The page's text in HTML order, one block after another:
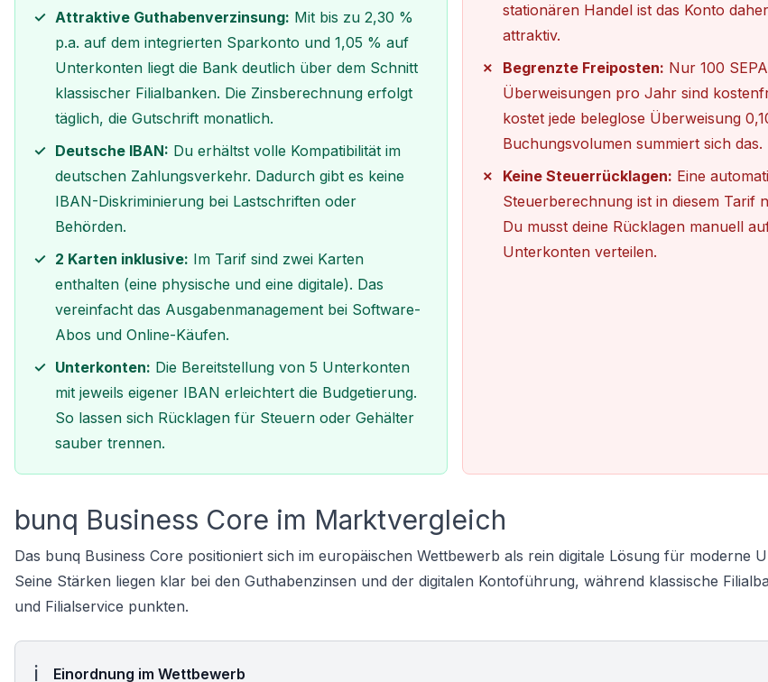
Attraktive Guthabenverzinsung: Mit bis zu 2,30 %
p.a. auf dem integrierten Sparkonto und 1,05 % auf
Unterkonten liegt die Bank deutlich über dem Schnitt
klassischer Filialbanken. Die Zinsberechnung erfolgt
täglich, die Gutschrift monatlich.
Deutsche IBAN: Du erhältst volle Kompatibilität im
deutschen Zahlungsverkehr. Dadurch gibt es keine
IBAN-Diskriminierung bei Lastschriften oder
Behörden.
2 Karten inklusive: Im Tarif sind zwei Karten
enthalten (eine physische und eine digitale). Das
vereinfacht das Ausgabenmanagement bei Software-
Abos und Online-Käufen.
Unterkonten: Die Bereitstellung von 5 Unterkonten
mit jeweils eigener IBAN erleichtert die Budgetierung.
So lassen sich Rücklagen für Steuern oder Gehälter
sauber trennen.
stationären Handel ist das Konto
attraktiv.
Begrenzte Freiposten: Nur 100
Überweisungen pro Jahr sind
kostet jede beleglose Überweisung
Buchungsvolumen summiert sich das.
Keine Steuerrücklagen: Eine
Steuerberechnung ist in diesem Tarif
Du musst deine Rücklagen manuell
Unterkonten verteilen.
bunq Business Core im Marktvergleich
Das bunq Business Core positioniert sich im europäischen Wettbewerb als rein digitale Lösung für moderne
Seine Stärken liegen klar bei den Guthabenzinsen und der digitalen Kontoführung, während klassische
und Filialservice punkten.
Einordnung im Wettbewerb